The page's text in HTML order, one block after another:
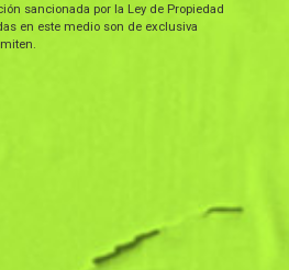
sancionada por la Ley de Propiedad
en este medio son de exclusiva